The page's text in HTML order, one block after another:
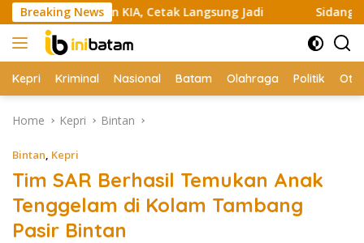
Skip
to
content
Breaking News
Bikin KIA, Cetak Langsung Jadi Sidang Praperadilan
Kepri Kriminal Nasional Batam Olahraga Politik
Home Kepri Bintan
Bintan, Kepri
Tim SAR Berhasil Temukan Anak
Tenggelam di Kolam Tambang
Pasir Bintan